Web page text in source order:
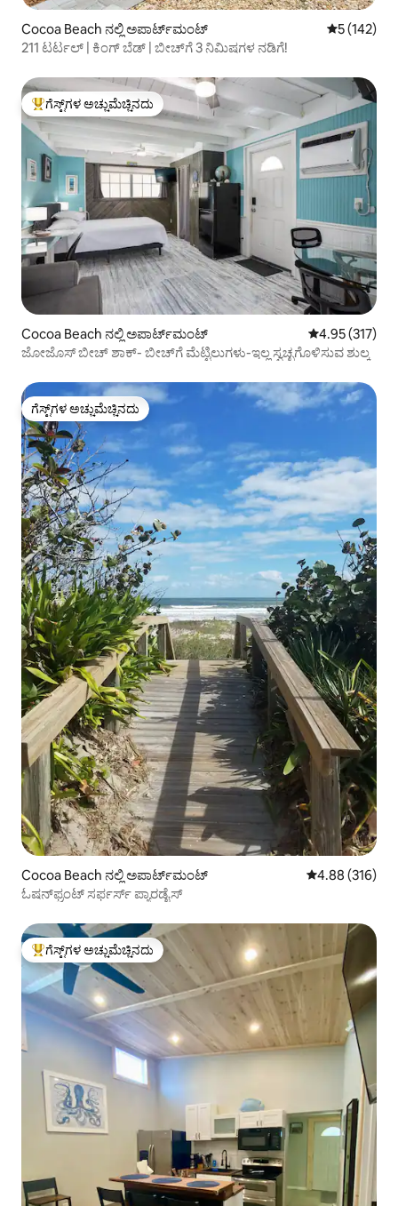
Cocoa Beach ನಲ್ಲಿ ಅಪಾರ್ಟ್‌ಮಂಟ್ 5 ರಲ್ಲಿ 5
5 (142)
211 ಟರ್ಟಲ್ | ಕಿಂಗ್ ಬೆಡ್ | ಬೀಚ್‌ಗೆ 3 ನಿಮಿಷಗಳ ನಡಿಗೆ!
ಗೆಸ್ಟ್‌ಗಳಿಗೆ ಅತಿ ಹೆಚ್ಚು ಅಚ್ಚುಮೆಚ್ಚಿನದು
ಗೆಸ್ಟ್‌ಗಳ ಅಚ್ಚುಮೆಚ್ಚಿನದು
Cocoa Beach ನಲ್ಲಿ ಅಪಾರ್ಟ್‌ಮಂಟ್ 5 ರಲ್ಲಿ 4.95
4.95 (317)
ಜೋಜೊಸ್ ಬೀಚ್ ಶಾಕ್- ಬೀಚ್‌ಗೆ ಮೆಟ್ಟಿಲುಗಳು-ಇಲ್ಲ ಸ್ವಚ್ಛಗೊಳಿಸುವ ಶುಲ್ಕ
ಗೆಸ್ಟ್‌ಗಳ ಅಚ್ಚುಮೆಚ್ಚಿನದು
ಗೆಸ್ಟ್‌ಗಳ ಅಚ್ಚುಮೆಚ್ಚಿನದು
Cocoa Beach ನಲ್ಲಿ ಅಪಾರ್ಟ್‌ಮಂಟ್ 5 ರಲ್ಲಿ 4.88
4.88 (316)
ಓಷನ್‌ಫ್ರಂಟ್ ಸರ್ಫರ್ಸ್ ಪ್ಯಾರಡೈಸ್
ಗೆಸ್ಟ್‌ಗಳಿಗೆ ಅತಿ ಹೆಚ್ಚು ಅಚ್ಚುಮೆಚ್ಚಿನದು
ಗೆಸ್ಟ್‌ಗಳ ಅಚ್ಚುಮೆಚ್ಚಿನದು